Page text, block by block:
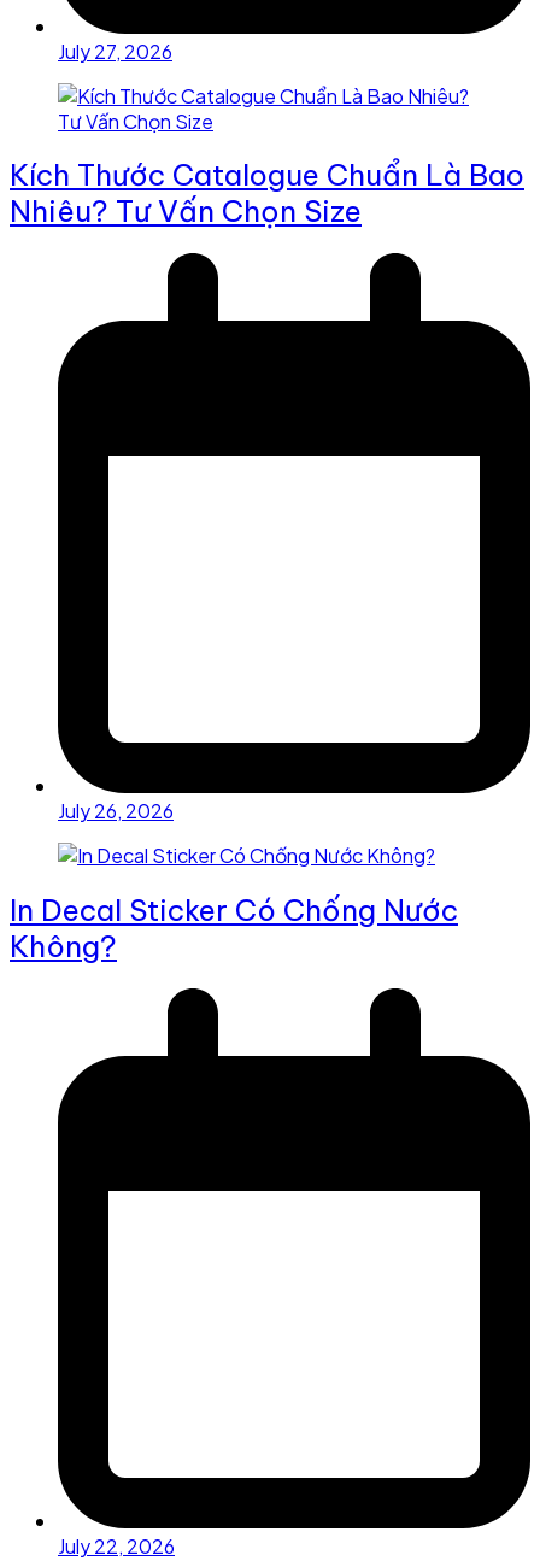
July 27, 2026
Kích Thước Catalogue Chuẩn Là Bao
Nhiêu? Tư Vấn Chọn Size
July 26, 2026
In Decal Sticker Có Chống Nước
Không?
July 22, 2026